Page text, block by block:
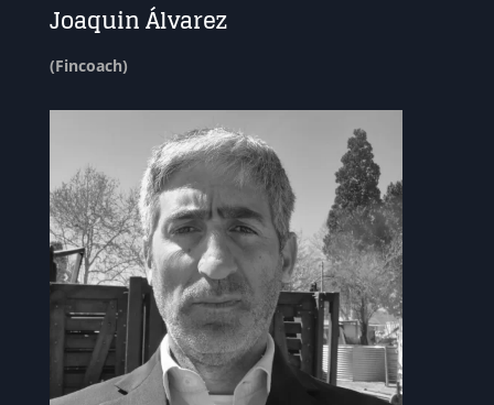
Joaquin Álvarez
(Fincoach)